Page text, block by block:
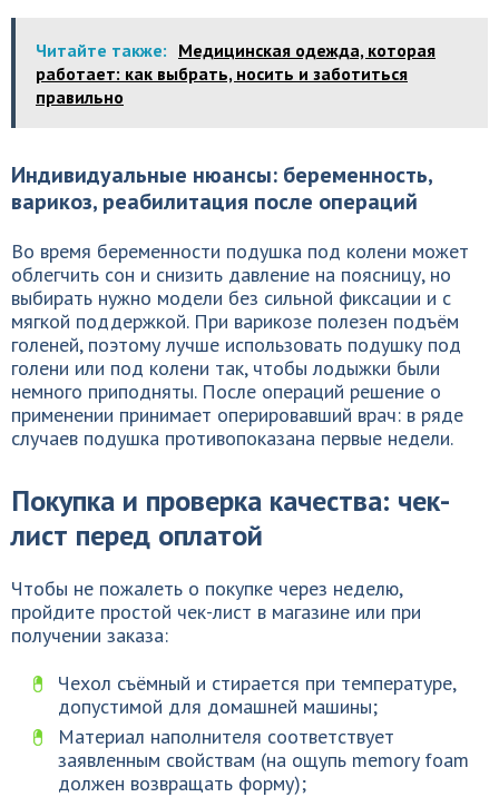
Читайте также: Медицинская одежда, которая
работает: как выбрать, носить и заботиться
правильно
Индивидуальные нюансы: беременность,
варикоз, реабилитация после операций
Во время беременности подушка под колени может
облегчить сон и снизить давление на поясницу, но
выбирать нужно модели без сильной фиксации и с
мягкой поддержкой. При варикозе полезен подъём
голеней, поэтому лучше использовать подушку под
голени или под колени так, чтобы лодыжки были
немного приподняты. После операций решение о
применении принимает оперировавший врач: в ряде
случаев подушка противопоказана первые недели.
Покупка и проверка качества: чек-
лист перед оплатой
Чтобы не пожалеть о покупке через неделю,
пройдите простой чек-лист в магазине или при
получении заказа:
Чехол съёмный и стирается при температуре,
допустимой для домашней машины;
Материал наполнителя соответствует
заявленным свойствам (на ощупь memory foam
должен возвращать форму);